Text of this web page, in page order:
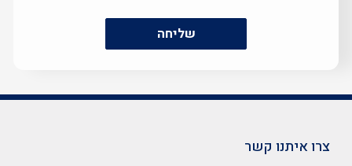
שליחה
צרו איתנו קשר